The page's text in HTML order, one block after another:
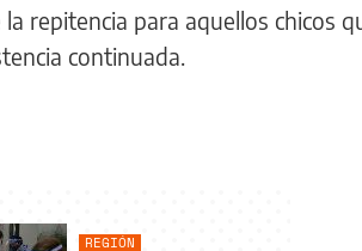
repitencia para aquellos chicos
continuada.
REGIÓN